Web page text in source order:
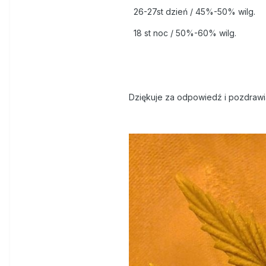
26-27st dzień / 45%-50% wilg.
18 st noc / 50%-60% wilg.
Dziękuje za odpowiedź i